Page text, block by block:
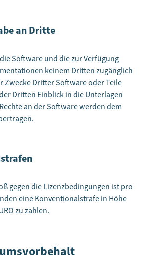
an Dritte
Software und die zur Verfügung
keinem Dritten zugänglich
Zwecke Dritter Software oder Teile
Dritten Einblick in die Unterlagen
an der Software werden dem
gegen die Lizenzbedingungen ist pro
eine Konventionalstrafe in Höhe
zu zahlen.